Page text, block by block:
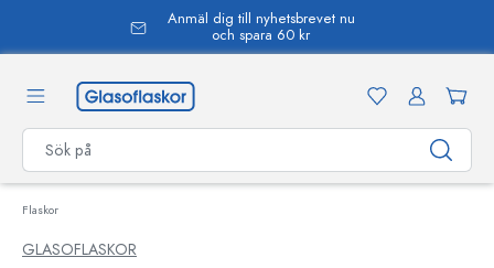
Anmäl dig till nyhetsbrevet nu
och spara 60 kr
Flaskor
GLASOFLASKOR